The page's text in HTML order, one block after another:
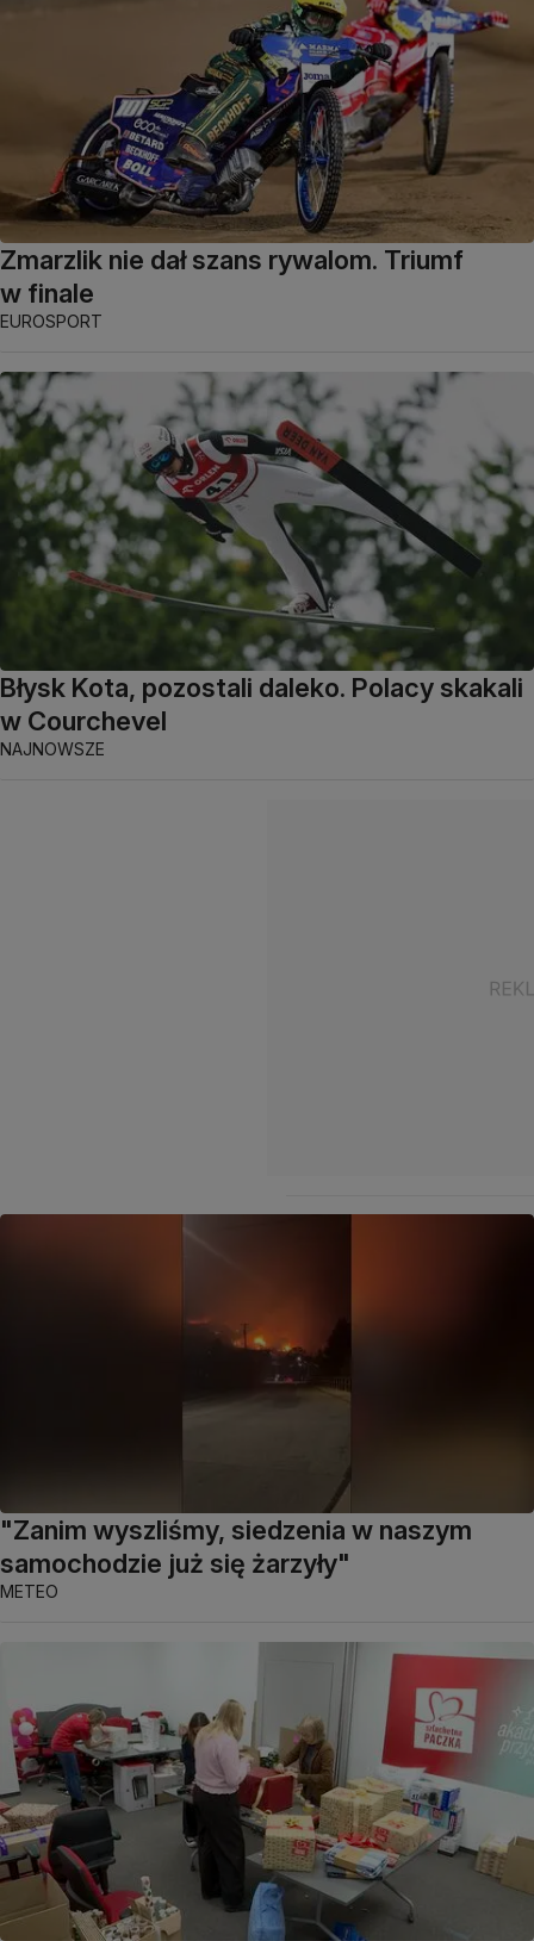
Zmarzlik nie dał szans rywalom. Triumf
w finale
EUROSPORT
Błysk Kota, pozostali daleko. Polacy skakali
w Courchevel
NAJNOWSZE
"Zanim wyszliśmy, siedzenia w naszym
samochodzie już się żarzyły"
METEO